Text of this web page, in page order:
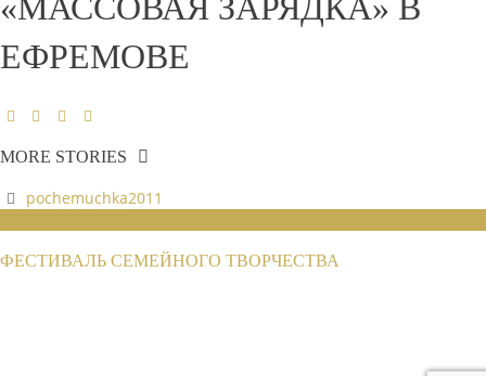
«МАССОВАЯ ЗАРЯДКА» В
ЕФРЕМОВЕ
MORE STORIES
pochemuchka2011
ФЕСТИВАЛЬ СЕМЕЙНОГО ТВОРЧЕСТВА